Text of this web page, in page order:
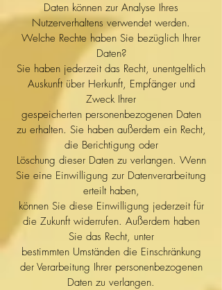
Daten können zur Analyse Ihres
Nutzerverhaltens verwendet werden.
Welche Rechte haben Sie bezüglich Ihrer
Daten?
Sie haben jederzeit das Recht, unentgeltlich
Auskunft über Herkunft, Empfänger und
Zweck Ihrer
gespeicherten personenbezogenen Daten
zu erhalten. Sie haben außerdem ein Recht,
die Berichtigung oder
Löschung dieser Daten zu verlangen. Wenn
Sie eine Einwilligung zur Datenverarbeitung
erteilt haben,
können Sie diese Einwilligung jederzeit für
die Zukunft widerrufen. Außerdem haben
Sie das Recht, unter
bestimmten Umständen die Einschränkung
der Verarbeitung Ihrer personenbezogenen
Daten zu verlangen.